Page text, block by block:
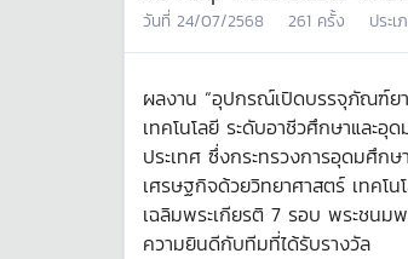
วันที่ 24/07/2568 261 ครั้ง ประเ
ผลงาน “อุปกรณ์เปิดบรรจุภัณฑ์ยา
เทคโนโลยี ระดับอาชีวศึกษาและ
ประเทศ ซึ่งกระทรวงการอุดมศึก
เศรษฐกิจด้วยวิทยาศาสตร์ เทค
เฉลิมพระเกียรติ 7 รอบ พระชนม
ความยินดีกับทีมที่ได้รับรางวัล